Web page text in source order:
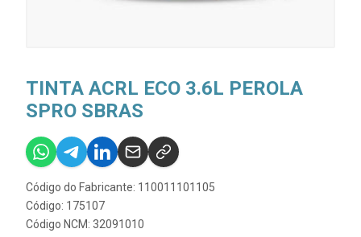
TINTA ACRL ECO 3.6L PEROLA
SPRO SBRAS
Código do Fabricante: 110011101105
Código: 175107
Código NCM: 32091010